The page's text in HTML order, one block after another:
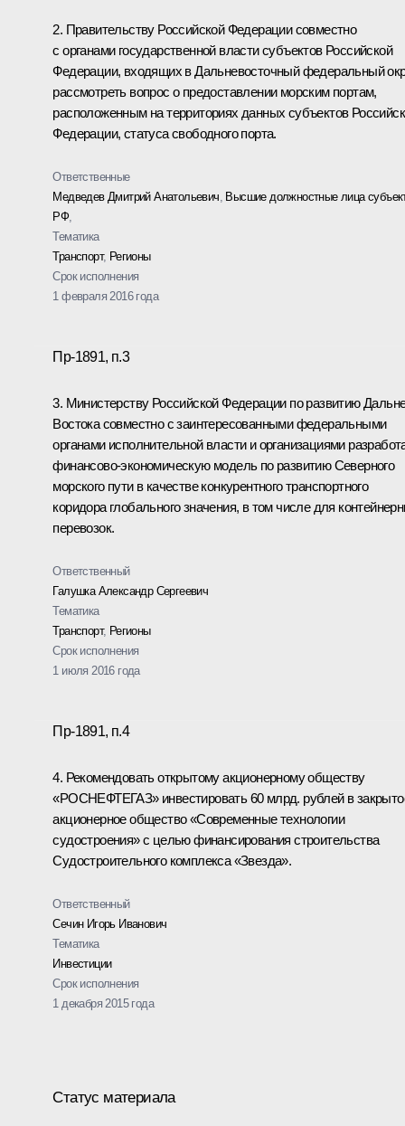
2. Правительству Российской Федерации совместно
с органами государственной власти субъектов Российской
Федерации, входящих в Дальневосточный федеральный
рассмотреть вопрос о предоставлении морским портам,
расположенным на территориях данных субъектов
Федерации, статуса свободного порта.
Ответственные
Медведев Дмитрий Анатольевич Высшие должностные лица
РФ,
Тематика
Транспорт, Регионы
Срок исполнения
1 февраля 2016 года
Пр-1891, п.3
3. Министерству Российской Федерации по развитию
Востока совместно с заинтересованными федеральными
органами исполнительной власти и организациями
финансово-экономическую модель по развитию Северного
морского пути в качестве конкурентного транспортного
коридора глобального значения, в том числе для
перевозок.
Ответственный
Галушка Александр Сергеевич
Тематика
Транспорт, Регионы
Срок исполнения
1 июля 2016 года
Пр-1891, п.4
4. Рекомендовать открытому акционерному обществу
«РОСНЕФТЕГАЗ» инвестировать 60 млрд. рублей в
акционерное общество «Современные технологии
судостроения» с целью финансирования строительства
Судостроительного комплекса «Звезда».
Ответственный
Сечин Игорь Иванович
Тематика
Инвестиции
Срок исполнения
1 декабря 2015 года
Статус материала